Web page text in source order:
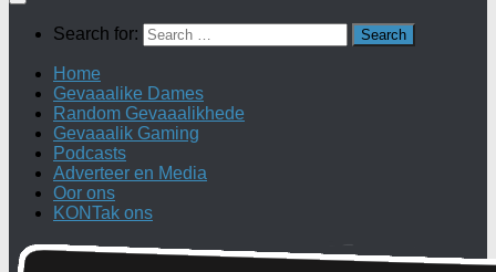
Search for:
Home
Gevaaalike Dames
Random Gevaaalikhede
Gevaaalik Gaming
Podcasts
Adverteer en Media
Oor ons
KONTak ons